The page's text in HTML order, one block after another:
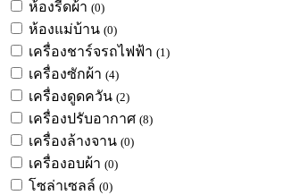
ห้องรีดผ้า (0)
ห้องแม่บ้าน (0)
เครื่องชาร์จรถไฟฟ้า (1)
เครื่องซักผ้า (4)
เครื่องดูดควัน (2)
เครื่องปรับอากาศ (8)
เครื่องล้างจาน (0)
เครื่องอบผ้า (0)
โซล่าเซลล์ (0)